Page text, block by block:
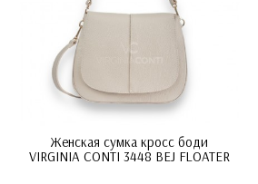
Женская сумка кросс боди
VIRGINIA CONTI 3448 BEJ FLOATER